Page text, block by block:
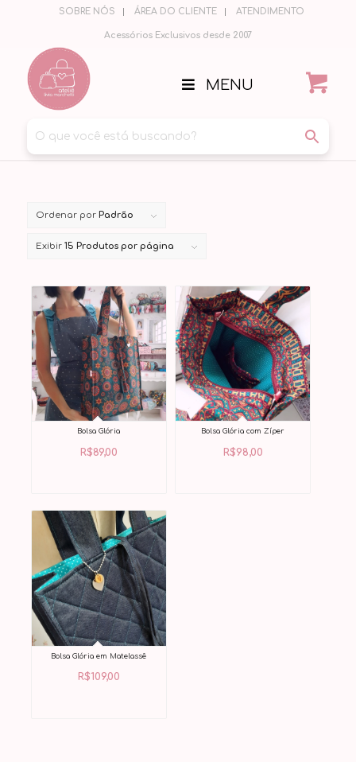
SOBRE NÓS ÁREA DO CLIENTE ATENDIMENTO
Acessórios Exclusivos desde 2007
MENU
Ordenar por Padrão
Exibir 15 Produtos por página
Bolsa Glória
R$89,00
Bolsa Glória com Zíper
R$98,00
Bolsa Glória em Matelassê
R$109,00